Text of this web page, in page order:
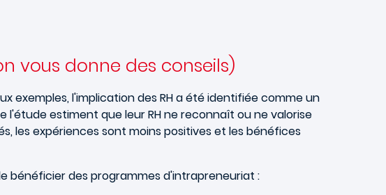
vous donne des conseils)
exemples, l'implication des RH a été identifiée comme un
estiment que leur RH ne reconnaît ou ne valorise
les expériences sont moins positives et les bénéfices
bénéficier des programmes d'intrapreneuriat :